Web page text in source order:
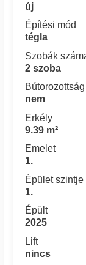
új
Építési mód
tégla
Szobák
2 szoba
Bútorozottság
nem
Erkély
9.39 m²
Emelet
1.
Épület szintje
1.
Épült
2025
Lift
nincs